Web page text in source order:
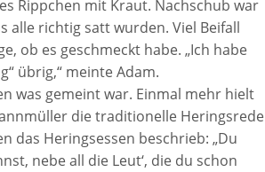
Rippchen mit Kraut. Nachschub war
alle richtig satt wurden. Viel Beifall
ob es geschmeckt habe. „Ich habe
übrig,“ meinte Adam.
was gemeint war. Einmal mehr hielt
die traditionelle Heringsrede
das Heringsessen beschrieb: „Du
nebe all die Leut‘, die du schon